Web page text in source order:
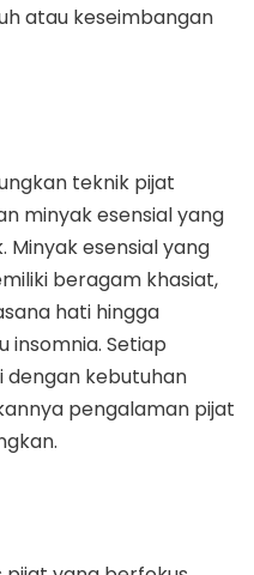
atau keseimbangan
teknik pijat
minyak esensial yang
esensial yang
beragam khasiat,
hati hingga
insomnia. Setiap
dengan kebutuhan
pengalaman pijat